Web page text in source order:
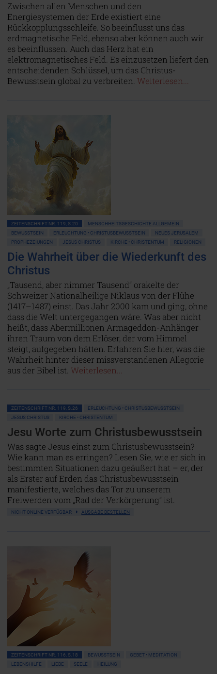
Zwischen allen Menschen und den
Energiesystemen der Erde existiert eine
Rückkopplungsschleife. So beeinflusst uns das
erdmagnetische Feld, ebenso aber können auch wir
es beeinflussen. Auch das Herz hat ein
elektromagnetisches Feld. Es einzusetzen liefert den
entscheidenden Schlüssel, um das Christus-
Bewusstsein global zu verbreiten. Weiterlesen...
ZEITENSCHRIFT NR. 119, S.20
MENSCHHEITSGESCHICHTE ALLGEMEIN
BEWUSSTSEIN
ERLEUCHTUNG • CHRISTUSBEWUSSTSEIN
NEUES JERUSALEM
PROPHEZEIUNGEN
JESUS CHRISTUS KIRCHE • CHRISTENTUM RELIGIONEN
Die Wahrheit über die Wiederkunft des
Christus
„Tausend, aber nimmer Tausend“ orakelte der
Schweizer Nationalheilige Niklaus von der Flühe
(1417–1487) einst. Das Jahr 2000 kam und ging, ohne
dass die Welt untergegangen wäre. Was aber nicht
heißt, dass Abermillionen Armageddon-Anhänger
ihren Traum von dem Erlöser, der vom Himmel
steigt, aufgegeben hätten. Erfahren Sie hier, was die
Wahrheit hinter dieser missverstandenen Allegorie
aus der Bibel ist. Weiterlesen...
ZEITENSCHRIFT NR. 119, S.26
ERLEUCHTUNG • CHRISTUSBEWUSSTSEIN
JESUS CHRISTUS
KIRCHE • CHRISTENTUM
Jesu Worte zum Christusbewusstsein
Was sagte Jesus einst zum Christusbewusstsein?
Wie kann man es erringen? Lesen Sie, wie er sich in
bestimmten Situationen dazu geäußert hat – er, der
als Erster auf Erden das Christusbewusstsein
manifestierte, welches das Tor zu unserem
Freiwerden vom „Rad der Verkörperung“ ist.
NICHT ONLINE VERFÜGBAR AUSGABE BESTELLEN
ZEITENSCHRIFT NR. 116, S.18 BEWUSSTSEIN
GEBET • MEDITATION
LEBENSHILFE
LIEBE SEELE HEILUNG